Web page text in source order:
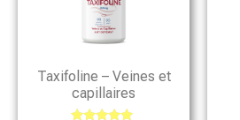
Taxifoline – Veines et
capillaires